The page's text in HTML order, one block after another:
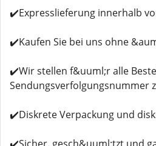
✔️Expresslieferung innerhalb
✔️Kaufen Sie bei uns ohne
✔️Wir stellen f&uuml;r alle
Sendungsverfolgungsnummer
✔️Diskrete Verpackung und